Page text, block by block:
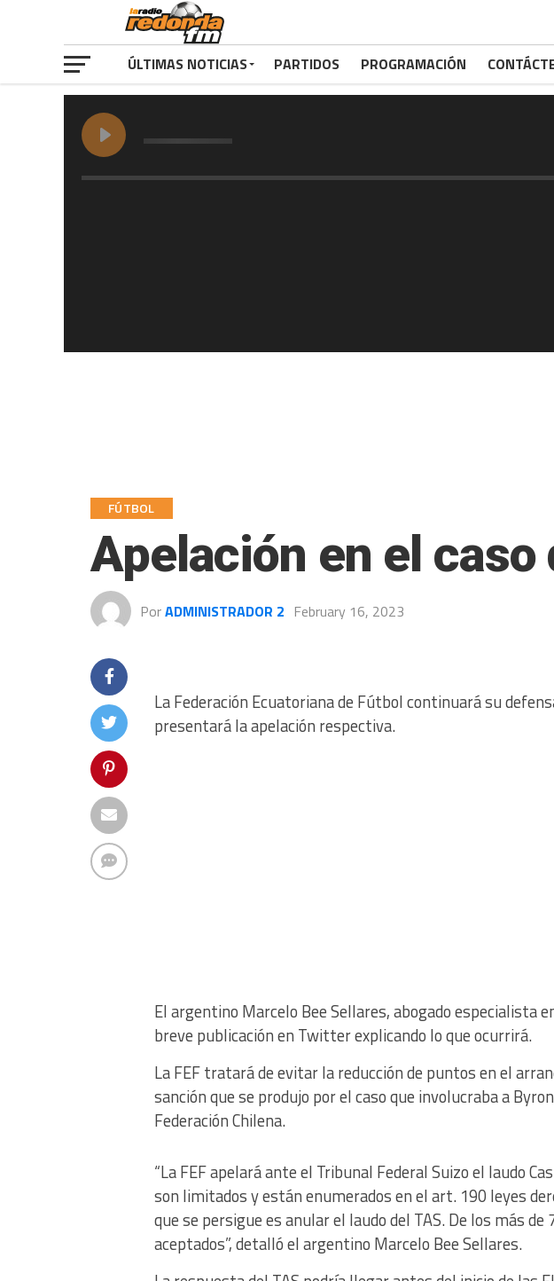
ÚLTIMAS NOTICIAS PARTIDOS PROGRAMACIÓN
FÚTBOL
Apelación en el
PorADMINISTRADOR 2 February 16, 2023
La Federación Ecuatoriana de Fútbol continuará su
presentará la apelación respectiva.
El argentino Marcelo Bee Sellares, abogado especialista
breve publicación en Twitter explicando lo que ocurrirá.
La FEF tratará de evitar la reducción de puntos en el
sanción que se produjo por el caso que involucraba a
Federación Chilena.
“La FEF apelará ante el Tribunal Federal Suizo el laudo
son limitados y están enumerados en el art. 190 leyes
que se persigue es anular el laudo del TAS. De los más
aceptados”, detalló el argentino Marcelo Bee Sellares.